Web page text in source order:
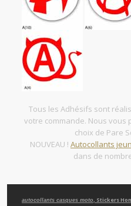
Tous les Adhésifs sont
votre commande. Nous vous
choix de Pare
NOUVEAU ! Autocollants
dans de
autocollants casques moto, Stickers